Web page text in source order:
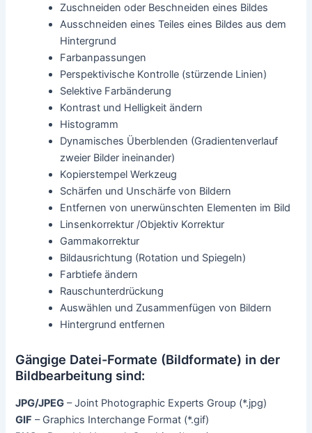
natürlichen Look zu erhalten, und arbeiten Sie auf
separaten Ebenen, um Änderungen rückgängig machen zu
Bildbearbeitungsprogramm und Anpassung der
Bildschärfe und Körnung:
Experimentieren Sie mit der Bildschärfe, um die Details zu
betonen und das Bild knackiger wirken zu lassen. Je nach
gewünschtem Effekt können Sie auch Körnung
hinzufügen, um eine bestimmte Atmosphäre zu erzeugen,
z.B. im Retro-Stil.
Bildbearbeitungsprogramm Funktionen für die
digitale Bildbearbeitung
Auswahlwerkzeuge, Masken wie Lasso oder
Kantenerkennung
Layers und Ebenen zur Bildbearbeitung
Ändern der Bildgröße
Ausschneiden eines Teiles eines Bildes aus dem
Hintergrund
Perspektivische Kontrolle (stürzende Linien)
Selektive Farbänderung